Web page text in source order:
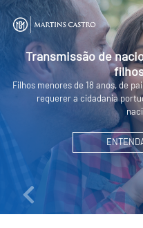
Transmissão de
Filhos menores de 18 anos, de
requerer a cidadania